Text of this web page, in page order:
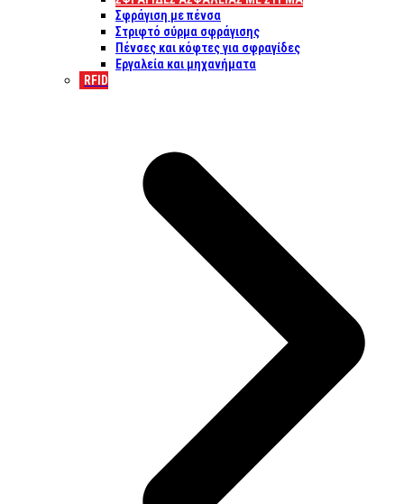
Σφράγιση με πένσα
Στριφτό σύρμα σφράγισης
Πένσες και κόφτες για σφραγίδες
Εργαλεία και μηχανήματα
RFID